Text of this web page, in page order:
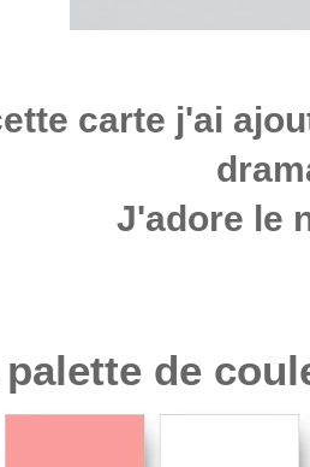
carte j'ai
J'adore le
palette de